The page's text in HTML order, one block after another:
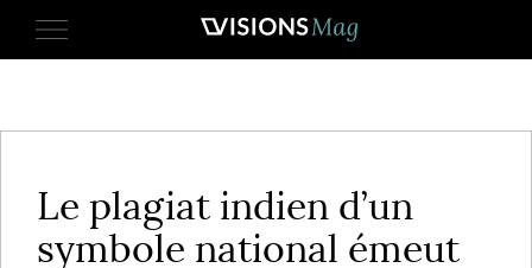
Le plagiat indien d’un
symbole national émeut